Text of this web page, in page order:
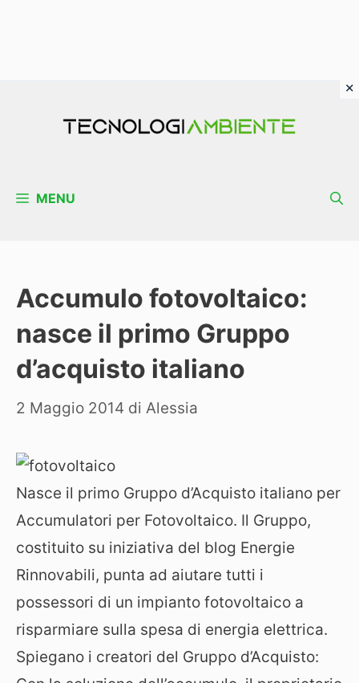
MENU
Accumulo fotovoltaico:
nasce il primo Gruppo
d’acquisto italiano
2 Maggio 2014 di Alessia
Nasce il primo Gruppo d’Acquisto italiano per
Accumulatori per Fotovoltaico. Il Gruppo,
costituito su iniziativa del blog Energie
Rinnovabili, punta ad aiutare tutti i
possessori di un impianto fotovoltaico a
risparmiare sulla spesa di energia elettrica.
Spiegano i creatori del Gruppo d’Acquisto: